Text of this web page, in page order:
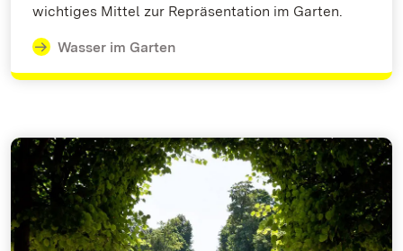
wichtiges Mittel zur Repräsentation im Garten.
Wasser im Garten